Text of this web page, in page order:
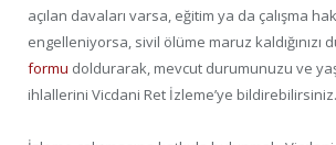
açılan davaları varsa, eğitim ya da çalışma
engelleniyorsa, sivil ölüme maruz kaldığınızı
formu doldurarak, mevcut durumunuzu ve
ihlallerini Vicdani Ret İzleme’ye bildirebilirsiniz.